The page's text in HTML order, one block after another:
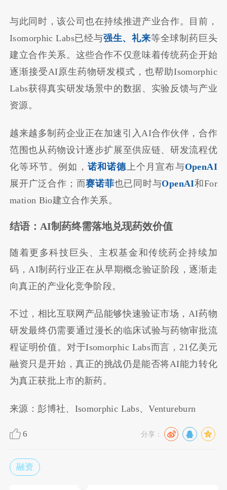
与此同时，该公司也在持续推进产业合作。目前，
Isomorphic Labs已经与强生、礼来等全球制药巨头
建立合作关系。这些合作不仅意味着传统药企开始
逐渐接受AI原生药物研发模式，也帮助Isomorphic
Labs获得真实研发场景中的数据、实验反馈与产业
资源。
越来越多制药企业正在加速引入AI合作伙伴，合作
范围也从药物设计逐步扩展至供应链、研发流程优
化等环节。例如， 诺和诺德 上个月宣布与OpenAI
展开广泛合作；而赛诺菲也已同时与OpenAI和For
mation Bio建立合作关系。
结语：AI制药终需落地兑现药效价值
随着更多科技巨头、主权基金和传统药企持续加
码，AI制药行业正在从早期概念验证阶段，逐渐走
向真正的产业化竞争阶段。
不过，相比互联网产品能够快速验证市场，AI药物
研发最终仍需要通过漫长的临床试验与药物审批流
程证明价值。对于Isomorphic Labs而言，21亿美元
融资只是开始，真正的挑战仍是能否将AI能力转化
为真正获批上市的新药。
来源：彭博社、Isomorphic Labs、Ventureburn
6 分享：
融资